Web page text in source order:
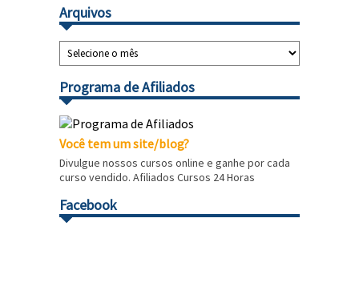
Arquivos
Programa de Afiliados
Você tem um site/blog?
Divulgue nossos cursos online e ganhe por cada
curso vendido. Afiliados Cursos 24 Horas
Facebook